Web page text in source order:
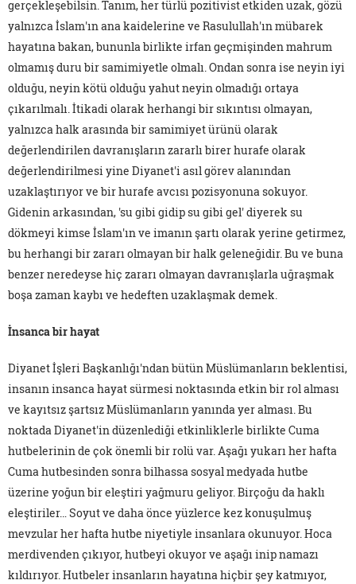
gerçekleşebilsin. Tanım, her türlü pozitivist etkiden uzak, gözü
yalnızca İslam'ın ana kaidelerine ve Rasulullah'ın mübarek
hayatına bakan, bununla birlikte irfan geçmişinden mahrum
olmamış duru bir samimiyetle olmalı. Ondan sonra ise neyin iyi
olduğu, neyin kötü olduğu yahut neyin olmadığı ortaya
çıkarılmalı. İtikadi olarak herhangi bir sıkıntısı olmayan,
yalnızca halk arasında bir samimiyet ürünü olarak
değerlendirilen davranışların zararlı birer hurafe olarak
değerlendirilmesi yine Diyanet'i asıl görev alanından
uzaklaştırıyor ve bir hurafe avcısı pozisyonuna sokuyor.
Gidenin arkasından, 'su gibi gidip su gibi gel' diyerek su
dökmeyi kimse İslam'ın ve imanın şartı olarak yerine getirmez,
bu herhangi bir zararı olmayan bir halk geleneğidir. Bu ve buna
benzer neredeyse hiç zararı olmayan davranışlarla uğraşmak
boşa zaman kaybı ve hedeften uzaklaşmak demek.
İnsanca bir hayat
Diyanet İşleri Başkanlığı'ndan bütün Müslümanların beklentisi,
insanın insanca hayat sürmesi noktasında etkin bir rol alması
ve kayıtsız şartsız Müslümanların yanında yer alması. Bu
noktada Diyanet'in düzenlediği etkinliklerle birlikte Cuma
hutbelerinin de çok önemli bir rolü var. Aşağı yukarı her hafta
Cuma hutbesinden sonra bilhassa sosyal medyada hutbe
üzerine yoğun bir eleştiri yağmuru geliyor. Birçoğu da haklı
eleştiriler… Soyut ve daha önce yüzlerce kez konuşulmuş
mevzular her hafta hutbe niyetiyle insanlara okunuyor. Hoca
merdivenden çıkıyor, hutbeyi okuyor ve aşağı inip namazı
kıldırıyor. Hutbeler insanların hayatına hiçbir şey katmıyor,